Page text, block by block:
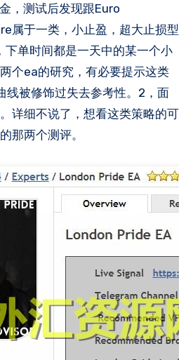
属于一类，小止盈，超大止损型
下单时间都是一天中的某一个小
个ea的研究，有必要提示这类
线被修饰过失去参考性。2，面
详细不说了，想看这类策略的可
那两个测评。